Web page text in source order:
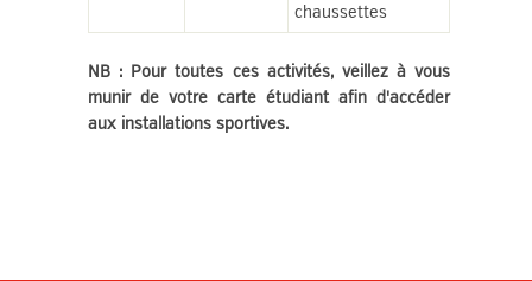
chaussettes
NB : Pour toutes ces activités, veillez à vous
munir de votre carte étudiant afin d'accéder
aux installations sportives.